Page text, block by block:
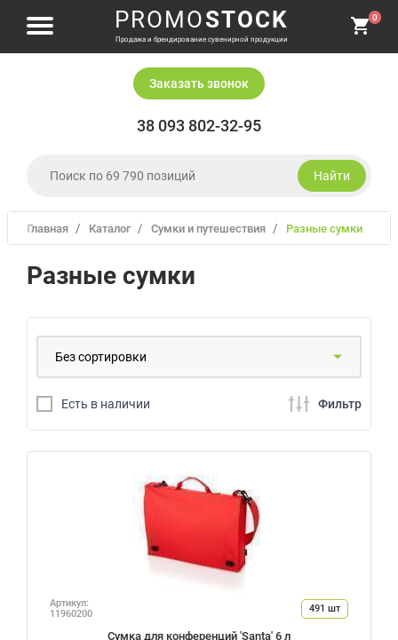
PROMOSTOCK
Продажа и брендирование сувенирной продукции
0
Заказать звонок
38 093 802-32-95
Найти
Одежда и головные уборы
Главная Каталог сумки и путешествия разные сумки
Разные сумки
Есть в наличии Фильтр
Артикул:
11960200
491 шт
Сумка для конференций 'Santa' 6 л